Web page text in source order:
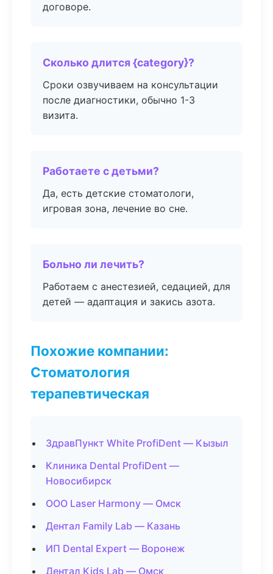
договоре.
Сколько длится {category}?
Сроки озвучиваем на консультации
после диагностики, обычно 1-3
визита.
Работаете с детьми?
Да, есть детские стоматологи,
игровая зона, лечение во сне.
Больно ли лечить?
Работаем с анестезией, седацией, для
детей — адаптация и закись азота.
Похожие компании:
Стоматология
терапевтическая
ЗдравПункт White ProfiDent — Кызыл
Клиника Dental ProfiDent —
Новосибирск
ООО Laser Harmony — Омск
Дентал Family Lab — Казань
ИП Dental Expert — Воронеж
Дентал Kids Lab — Омск